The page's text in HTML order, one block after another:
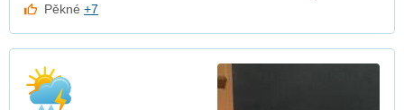
Pěkné+7